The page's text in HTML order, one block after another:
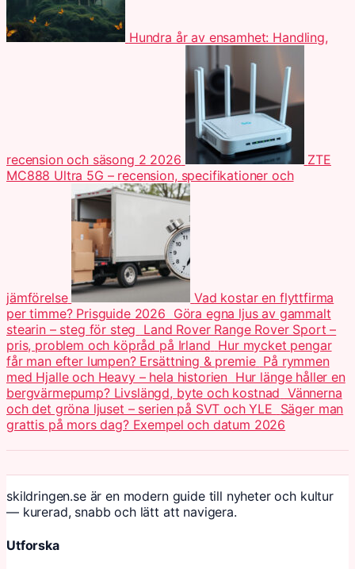
Hundra år av ensamhet: Handling,
recension och säsong 2 2026
ZTE
MC888 Ultra 5G – recension, specifikationer och
jämförelse
Vad kostar en flyttfirma
per timme? Prisguide 2026 Göra egna ljus av gammalt
stearin – steg för steg Land Rover Range Rover Sport –
pris, problem och köpråd på Irland Hur mycket pengar
får man efter lumpen? Ersättning & premie På rymmen
med Hjalle och Heavy – hela historien Hur länge håller en
bergvärmepump? Livslängd, byte och kostnad Vännerna
och det gröna ljuset – serien på SVT och YLE Säger man
grattis på mors dag? Exempel och datum 2026
skildringen.se är en modern guide till nyheter och kultur
— kurerad, snabb och lätt att navigera.
Utforska